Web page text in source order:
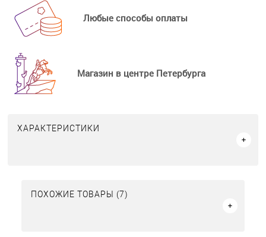
Любые способы оплаты
Магазин в центре Петербурга
ХАРАКТЕРИСТИКИ
ПОХОЖИЕ ТОВАРЫ (7)